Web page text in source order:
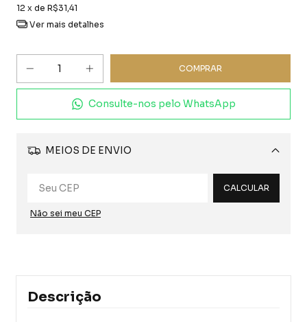
12 x de R$31,41
Ver mais detalhes
Consulte-nos pelo WhatsApp
MEIOS DE ENVIO
Alterar CEP
CALCULAR
Não sei meu CEP
Descrição